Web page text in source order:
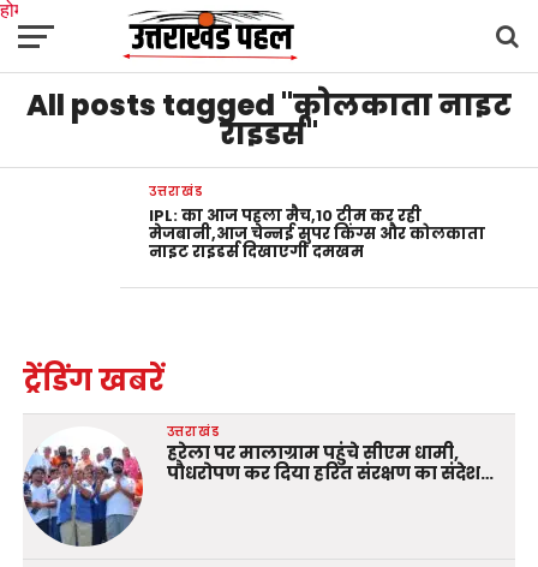
होम
उत्तराखंडअल्मोड़ाउत्तरकाशीउधम सिंह नगरचंपावतचमोलीटिहरी गढ़वाल
देहरादून नैनीतालपिथौरागढ़पौड़ी गढ़वालबागेश्वर रुद्रप्रयागहरिद्वारदेशदुनिया
मनोरंजन
All posts tagged "कोलकाता नाइट
राइडर्स"
उत्तराखंड
IPL: का आज पहला मैच,10 टीम कर रही
मेजबानी,आज चेन्नई सुपर किंग्स और कोलकाता
नाइट राइडर्स दिखाएगी दमखम
ट्रेंडिंग खबरें
उत्तराखंड
हरेला पर मालाग्राम पहुंचे सीएम धामी,
पौधरोपण कर दिया हरित संरक्षण का संदेश…